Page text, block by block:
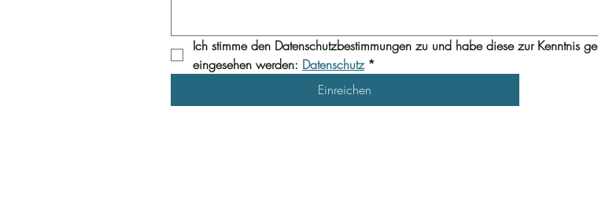
Ich stimme den Datenschutzbestimmungen zu und habe diese zur Kenntnis
eingesehen werden: Datenschutz *
Einreichen